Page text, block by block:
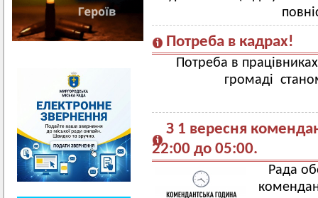
Потреба в кадрах!
Потреба в
громаді
З 1 вересня
22:00 до 05:00.
Рада